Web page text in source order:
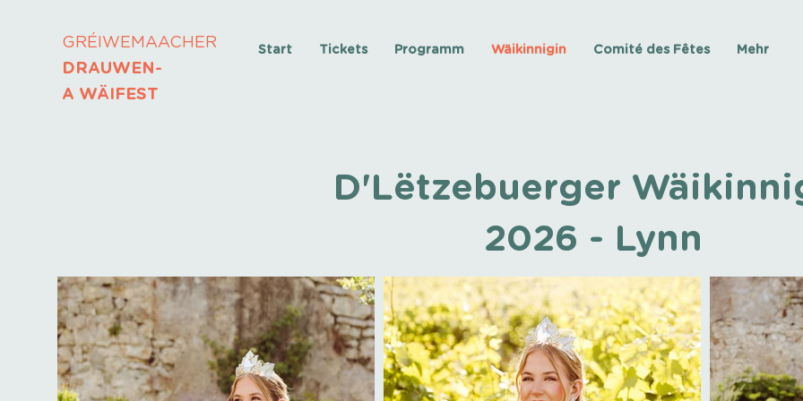
GRÉIWEMAACHER
DRAUWEN-
A WÄIFEST
Start Tickets Programm Wäikinnigin Comité des Fêtes Mehr
D'Lëtzebuerger
2026 - Lynn